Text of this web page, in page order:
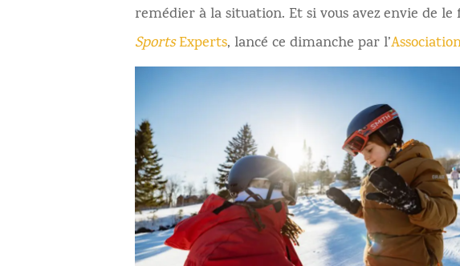
remédier à la situation. Et si vous avez envie de
SportsExperts, lancé ce dimanche par l’